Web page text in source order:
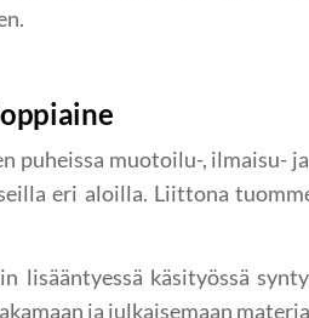
puheissa muotoilu-, ilmaisu-
eri aloilla. Liittona
lisääntyessä käsityössä
ja julkaisemaan